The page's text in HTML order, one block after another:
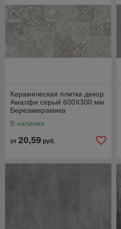
Керамическая плитка декор
Амалфи серый 600Х300 мм
Березакерамика
В наличии
от 20,59 руб.